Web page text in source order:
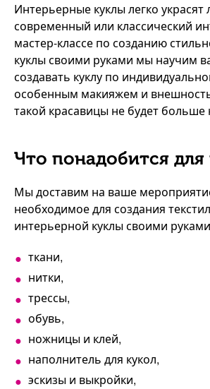
Интерьерные куклы легко
современный или классический
мастер-классе по созданию
куклы своими руками мы научим
создавать куклу по
особенным макияжем и
такой красавицы не будет больше
Что понадобится для
Мы доставим на ваше
необходимое для создания
интерьерной куклы своими
ткани,
нитки,
трессы,
обувь,
ножницы и клей,
наполнитель для кукол,
эскизы и выкройки,